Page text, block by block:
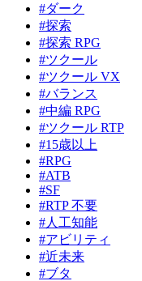
#ダーク
#探索
#探索 RPG
#ツクール
#ツクール VX
#バランス
#中編 RPG
#ツクール RTP
#15歳以上
#RPG
#ATB
#SF
#RTP 不要
#人工知能
#アビリティ
#近未来
#ブタ